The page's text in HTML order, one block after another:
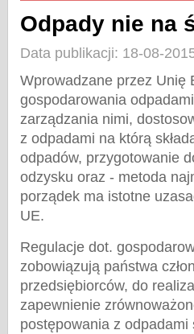
Odpady nie na
Data publikacji: 18-08-
Wprowadzane przez Unię
gospodarowania
zarządzania nimi,
z odpadami na którą
odpadów, przygotowanie
odzysku oraz - metoda
porządek ma istotne
UE.
Regulacje dot.
zobowiązują państwa
przedsiębiorców, do
zapewnienie
postępowania z